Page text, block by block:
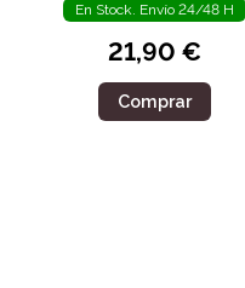
En Stock. Envío 24/48 H
21,90 €
Comprar